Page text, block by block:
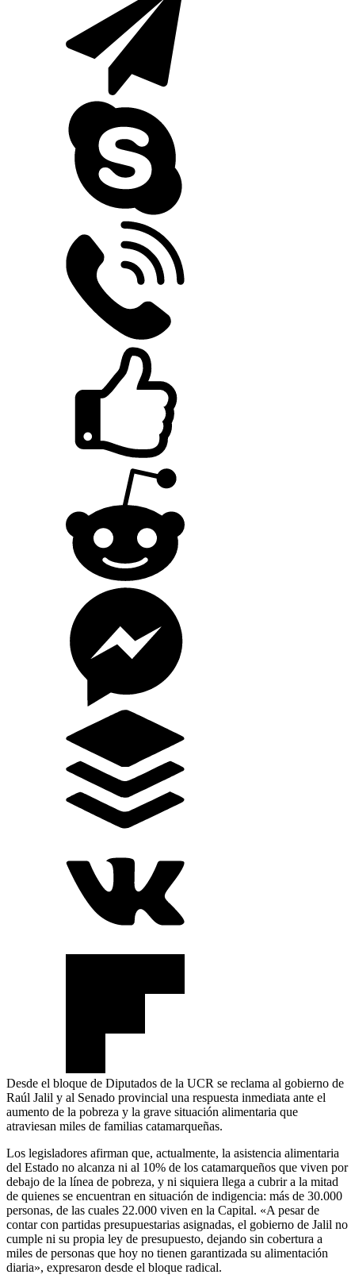
Desde el bloque de Diputados de la UCR se reclama al gobierno de
Raúl Jalil y al Senado provincial una respuesta inmediata ante el
aumento de la pobreza y la grave situación alimentaria que
atraviesan miles de familias catamarqueñas.
Los legisladores afirman que, actualmente, la asistencia alimentaria
del Estado no alcanza ni al 10% de los catamarqueños que viven por
debajo de la línea de pobreza, y ni siquiera llega a cubrir a la mitad
de quienes se encuentran en situación de indigencia: más de 30.000
personas, de las cuales 22.000 viven en la Capital. «A pesar de
contar con partidas presupuestarias asignadas, el gobierno de Jalil no
cumple ni su propia ley de presupuesto, dejando sin cobertura a
miles de personas que hoy no tienen garantizada su alimentación
diaria», expresaron desde el bloque radical.